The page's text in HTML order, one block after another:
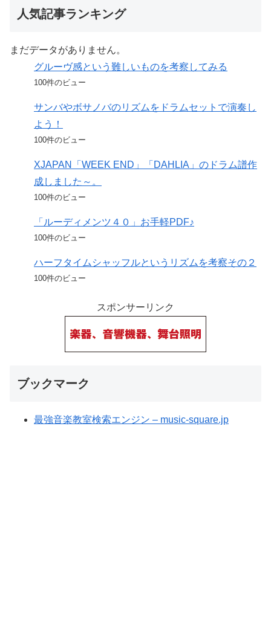
人気記事ランキング
まだデータがありません。
グルーヴ感という難しいものを考察してみる
100件のビュー
サンバやボサノバのリズムをドラムセットで演奏し
よう！
100件のビュー
XJAPAN「WEEK END」「DAHLIA」のドラム譜作
成しました～。
100件のビュー
「ルーディメンツ４０」お手軽PDF♪
100件のビュー
ハーフタイムシャッフルというリズムを考察その２
100件のビュー
スポンサーリンク
ブックマーク
最強音楽教室検索エンジン – music-square.jp